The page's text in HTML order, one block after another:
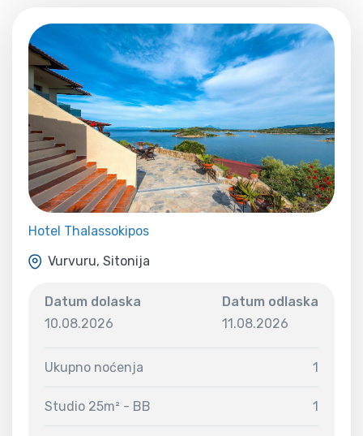
Hotel Thalassokipos
Vurvuru, Sitonija
Datum dolaska
10.08.2026
Datum odlaska
11.08.2026
Ukupno noćenja 1
Studio 25m² - BB 1